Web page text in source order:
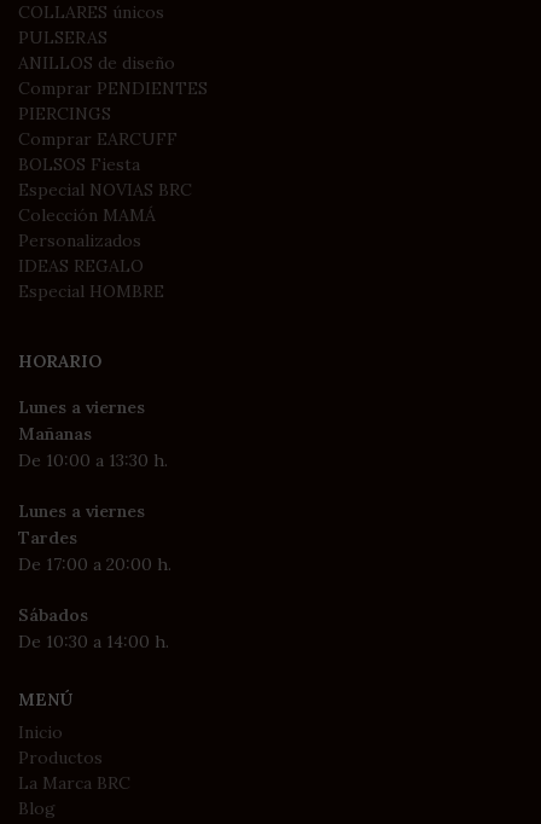
COLLARES únicos
PULSERAS
ANILLOS de diseño
Comprar PENDIENTES
PIERCINGS
Comprar EARCUFF
BOLSOS Fiesta
Especial NOVIAS BRC
Colección MAMÁ
Personalizados
IDEAS REGALO
Especial HOMBRE
HORARIO
Lunes a viernes
Mañanas
De 10:00 a 13:30 h.
Lunes a viernes
Tardes
De 17:00 a 20:00 h.
Sábados
De 10:30 a 14:00 h.
MENÚ
Inicio
Productos
La Marca BRC
Blog